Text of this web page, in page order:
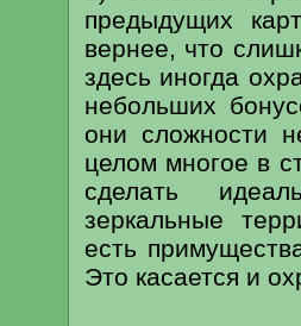
предыдущих
вернее, что
здесь иногда
небольших
они сложности
целом многое в
сделать
зеркальные
есть
Это касается и